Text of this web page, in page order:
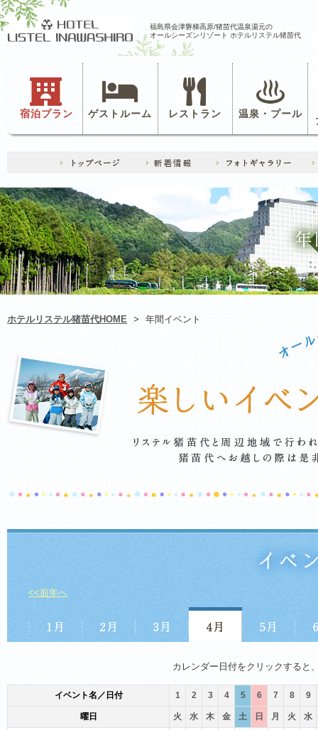
福島県会津磐梯高原/猪苗代温泉湯元の
オールシーズンリゾート ホテルリステル猪苗代
宿泊プラン ゲストルーム レストラン 温泉・プール
ホテルリステル猪苗代HOME > 年間イベント
<<前年へ
カレンダー日付をクリックすると
イベント名／日付 1 2 3 4 5 6 7 8 9
曜日 火 水 木 金 土 日 月 火 水